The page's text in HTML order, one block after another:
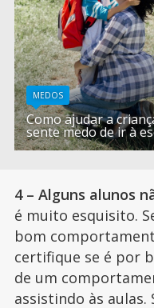
MEDOS
Como ajudar a
sente medo de ir à
4 – Alguns alunos
é muito esquisito.
bom
certifique se é por
de um
assistindo às aulas.